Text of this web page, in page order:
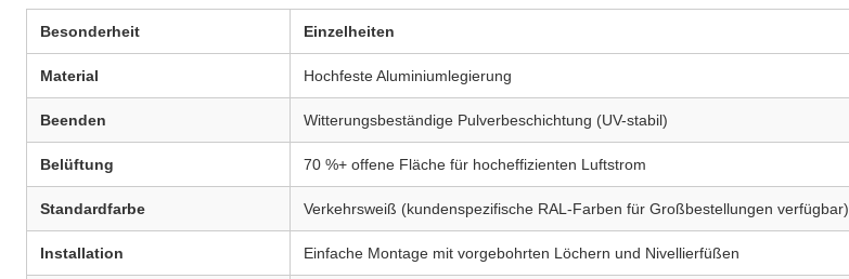
Besonderheit Einzelheiten
Material Hochfeste Aluminiumlegierung
Beenden Witterungsbeständige Pulverbeschichtung (UV-stabil)
Belüftung 70 %+ offene Fläche für hocheffizienten Luftstrom
Standardfarbe Verkehrsweiß (kundenspezifische RAL-Farben für Großbestellungen verfügbar)
Installation Einfache Montage mit vorgebohrten Löchern und Nivellierfüßen